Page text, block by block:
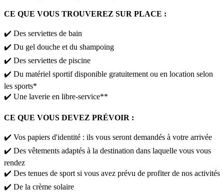
CE QUE VOUS TROUVEREZ SUR PLACE :
✔️ Des serviettes de bain​
✔️ Du gel douche et du shampoing​
✔️ Des serviettes de piscine
✔️ Du matériel sportif disponible gratuitement ou en location selon
les sports*
✔️ Une laverie en libre-service**
CE QUE VOUS DEVEZ PRÉVOIR :
✔️ Vos papiers d'identité : ils vous seront demandés à votre arrivée
✔️ Des vêtements adaptés à la destination dans laquelle vous vous
rendez
✔️ Des tenues de sport si vous avez prévu de profiter de nos activités
✔️ De la crème solaire